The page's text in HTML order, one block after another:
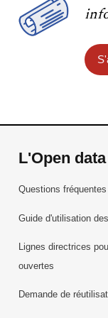
L'Open data
Questions
Guide d'utilisation
Lignes directrices
ouvertes
Demande de